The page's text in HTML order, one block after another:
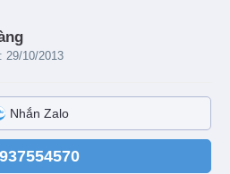
29/10/2013
Nhắn Zalo